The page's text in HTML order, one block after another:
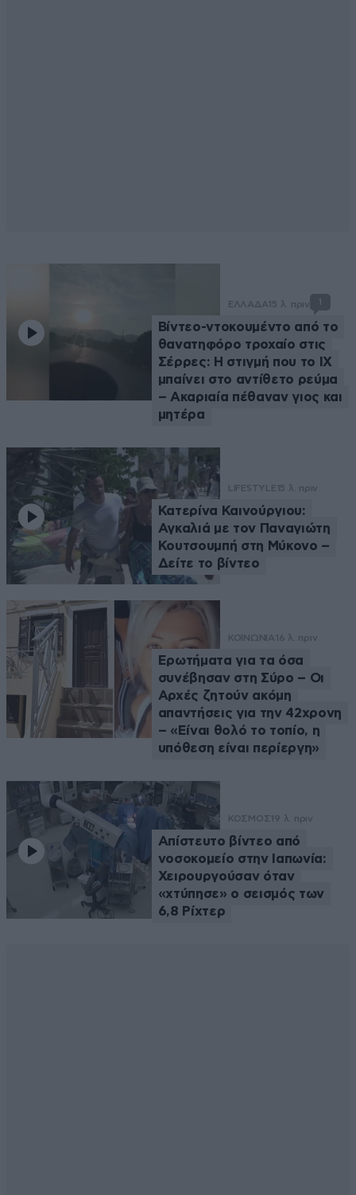
ΕΛΛΑΔΑ 15 λ. πριν 1
Βίντεο-ντοκουμέντο από το
θανατηφόρο τροχαίο στις
Σέρρες: Η στιγμή που το ΙΧ
μπαίνει στο αντίθετο ρεύμα
– Ακαριαία πέθαναν γιος και
μητέρα
LIFESTYLE 15 λ. πριν
Κατερίνα Καινούργιου:
Αγκαλιά με τον Παναγιώτη
Κουτσουμπή στη Μύκονο –
Δείτε το βίντεο
ΚΟΙΝΩΝΙΑ 16 λ. πριν
Ερωτήματα για τα όσα
συνέβησαν στη Σύρο – Οι
Αρχές ζητούν ακόμη
απαντήσεις για την 42χρονη
– «Είναι θολό το τοπίο, η
υπόθεση είναι περίεργη»
ΚΟΣΜΟΣ 19 λ. πριν
Απίστευτο βίντεο από
νοσοκομείο στην Ιαπωνία:
Χειρουργούσαν όταν
«χτύπησε» ο σεισμός των
6,8 Ρίχτερ